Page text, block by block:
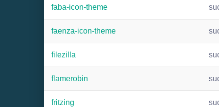
faba-icon-theme
faenza-icon-theme
filezilla
flamerobin
fritzing